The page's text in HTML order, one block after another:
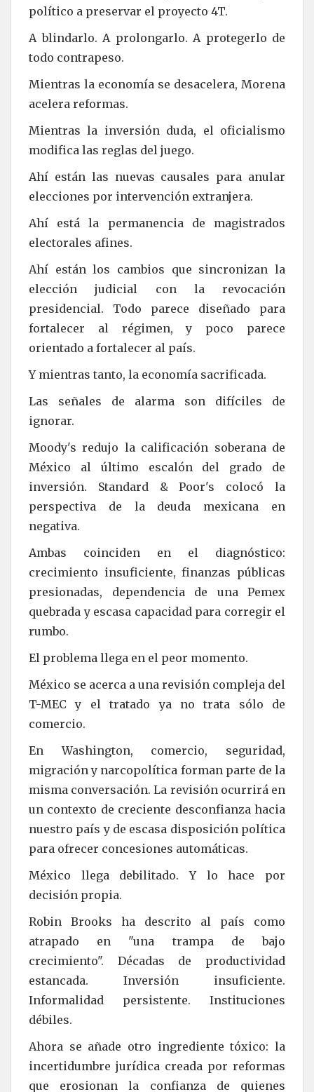
político a preservar el proyecto 4T.
A blindarlo. A prolongarlo. A protegerlo de
todo contrapeso.
Mientras la economía se desacelera, Morena
acelera reformas.
Mientras la inversión duda, el oficialismo
modifica las reglas del juego.
Ahí están las nuevas causales para anular
elecciones por intervención extranjera.
Ahí está la permanencia de magistrados
electorales afines.
Ahí están los cambios que sincronizan la
elección judicial con la revocación
presidencial. Todo parece diseñado para
fortalecer al régimen, y poco parece
orientado a fortalecer al país.
Y mientras tanto, la economía sacrificada.
Las señales de alarma son difíciles de
ignorar.
Moody's redujo la calificación soberana de
México al último escalón del grado de
inversión. Standard & Poor's colocó la
perspectiva de la deuda mexicana en
negativa.
Ambas coinciden en el diagnóstico:
crecimiento insuficiente, finanzas públicas
presionadas, dependencia de una Pemex
quebrada y escasa capacidad para corregir el
rumbo.
El problema llega en el peor momento.
México se acerca a una revisión compleja del
T-MEC y el tratado ya no trata sólo de
comercio.
En Washington, comercio, seguridad,
migración y narcopolítica forman parte de la
misma conversación. La revisión ocurrirá en
un contexto de creciente desconfianza hacia
nuestro país y de escasa disposición política
para ofrecer concesiones automáticas.
México llega debilitado. Y lo hace por
decisión propia.
Robin Brooks ha descrito al país como
atrapado en "una trampa de bajo
crecimiento". Décadas de productividad
estancada. Inversión insuficiente.
Informalidad persistente. Instituciones
débiles.
Ahora se añade otro ingrediente tóxico: la
incertidumbre jurídica creada por reformas
que erosionan la confianza de quienes